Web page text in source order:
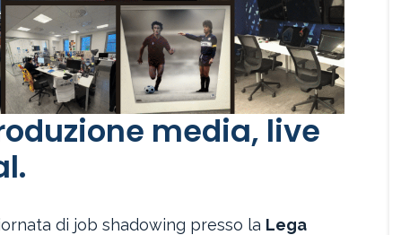
media, live
di job shadowing presso la Lega